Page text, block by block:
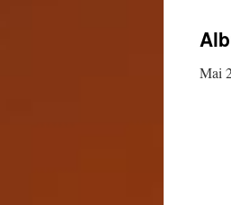
Mai